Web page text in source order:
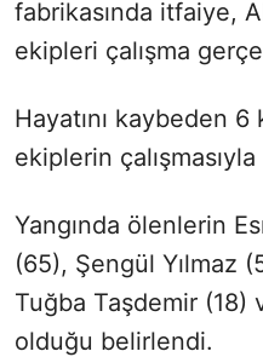
fabrikasında itfaiye,
ekipleri çalışma
Hayatını kaybeden
ekiplerin çalışmasıyla
Yangında ölenlerin
(65), Şengül Yılmaz
Tuğba Taşdemir (18)
olduğu belirlendi.